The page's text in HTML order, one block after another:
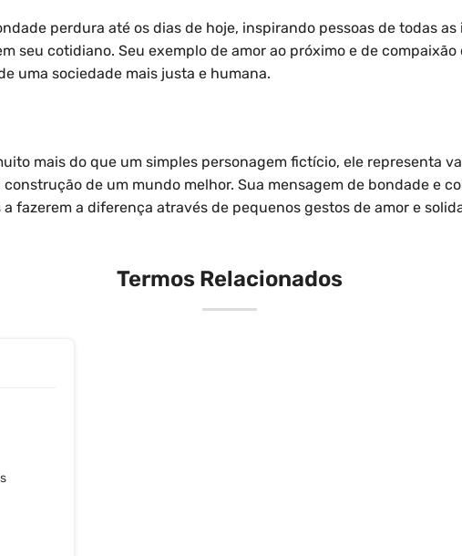
perdura até os dias de hoje, inspirando pessoas de todas
seu cotidiano. Seu exemplo de amor ao próximo e de
uma sociedade mais justa e humana.
mais do que um simples personagem fictício, ele representa
de um mundo melhor. Sua mensagem de bondade e
fazerem a diferença através de pequenos gestos de amor e
Termos Relacionados